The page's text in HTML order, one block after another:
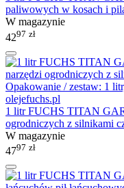
paliwowych w kosach i
W magazynie
4297 zł
1 litr FUCHS TITAN
ogrodniczych z silnikami
W magazynie
4797 zł